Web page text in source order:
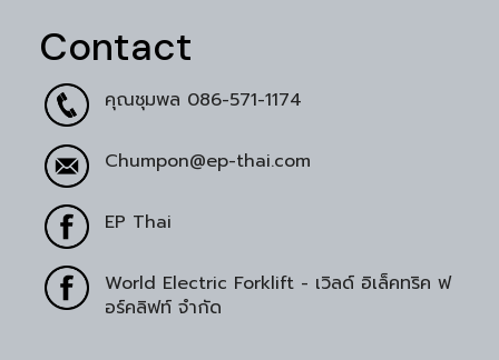
Contact
คุณชุมพล 086-571-1174
Chumpon@ep-thai.com
EP Thai
World Electric Forklift - เวิลด์ อิเล็คทริค ฟ
อร์คลิฟท์ จำกัด